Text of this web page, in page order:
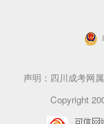
声明：四川成考网
Copyright